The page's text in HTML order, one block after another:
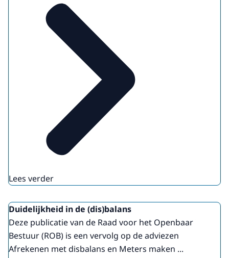
Lees verder
Duidelijkheid in de (dis)balans
Deze publicatie van de Raad voor het Openbaar
Bestuur (ROB) is een vervolg op de adviezen
Afrekenen met disbalans en Meters maken ...